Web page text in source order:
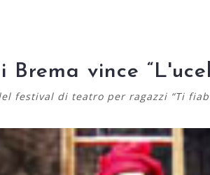
Brema vince
festival di teatro per ragazzi “Ti